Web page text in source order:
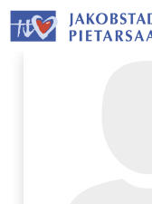
Hoppa
till